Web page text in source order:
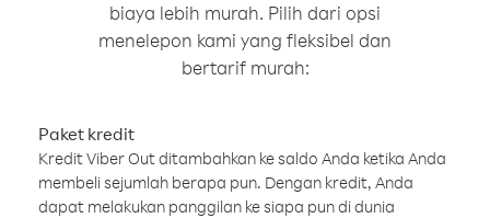
biaya lebih murah. Pilih dari opsi
menelepon kami yang fleksibel dan
bertarif murah:
Paket kredit
Kredit Viber Out ditambahkan ke saldo Anda ketika Anda
membeli sejumlah berapa pun. Dengan kredit, Anda
dapat melakukan panggilan ke siapa pun di dunia